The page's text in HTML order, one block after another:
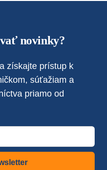
novinky?
získajte prístup k
súťažiam a
priamo od